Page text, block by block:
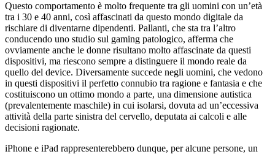
Questo comportamento è molto frequente tra gli uomini con un’età
tra i 30 e 40 anni, così affascinati da questo mondo digitale da
rischiare di diventarne dipendenti. Pallanti, che sta tra l’altro
conducendo uno studio sul gaming patologico, afferma che
ovviamente anche le donne risultano molto affascinate da questi
dispositivi, ma riescono sempre a distinguere il mondo reale da
quello del device. Diversamente succede negli uomini, che vedono
in questi dispositivi il perfetto connubio tra ragione e fantasia e che
costituiscono un ottimo mondo a parte, una dimensione autistica
(prevalentemente maschile) in cui isolarsi, dovuta ad un’eccessiva
attività della parte sinistra del cervello, deputata ai calcoli e alle
decisioni ragionate.
iPhone e iPad rappresenterebbero dunque, per alcune persone, un